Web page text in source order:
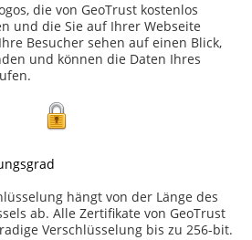
die von GeoTrust kostenlos
und die Sie auf Ihrer Webseite
Besucher sehen auf einen Blick,
und können die Daten Ihres
hängt von der Länge des
ab. Alle Zertifikate von GeoTrust
Verschlüsselung bis zu 256-bit.